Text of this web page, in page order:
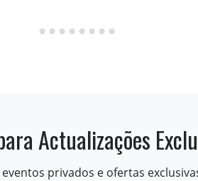
Actualizações
privados e ofertas